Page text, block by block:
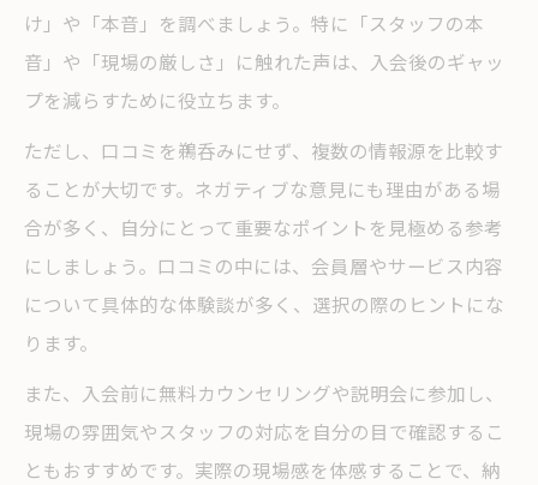
け」や「本音」を調べましょう。特に「スタッフの本
音」や「現場の厳しさ」に触れた声は、入会後のギャッ
プを減らすために役立ちます。
ただし、口コミを鵜呑みにせず、複数の情報源を比較す
ることが大切です。ネガティブな意見にも理由がある場
合が多く、自分にとって重要なポイントを見極める参考
にしましょう。口コミの中には、会員層やサービス内容
について具体的な体験談が多く、選択の際のヒントにな
ります。
また、入会前に無料カウンセリングや説明会に参加し、
現場の雰囲気やスタッフの対応を自分の目で確認するこ
ともおすすめです。実際の現場感を体感することで、納